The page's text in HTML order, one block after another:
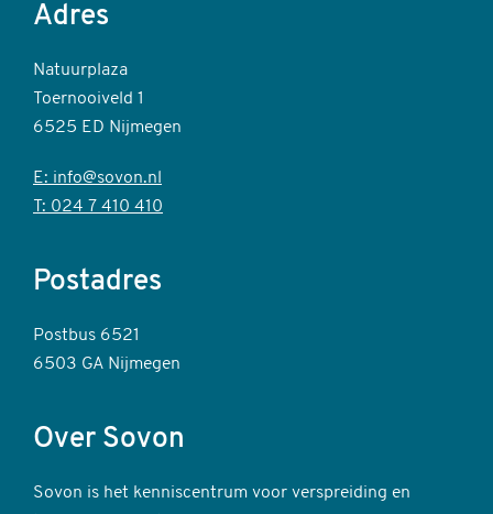
Adres
Natuurplaza
Toernooiveld 1
6525 ED Nijmegen
E: info@sovon.nl
T: 024 7 410 410
Postadres
Postbus 6521
6503 GA Nijmegen
Over Sovon
Sovon is het kenniscentrum voor verspreiding en